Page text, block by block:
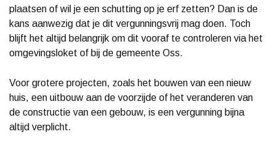
plaatsen of wil je een schutting op je erf zetten? Dan is de
kans aanwezig dat je dit vergunningsvrij mag doen. Toch
blijft het altijd belangrijk om dit vooraf te controleren via het
omgevingsloket of bij de gemeente Oss.
Voor grotere projecten, zoals het bouwen van een nieuw
huis, een uitbouw aan de voorzijde of het veranderen van
de constructie van een gebouw, is een vergunning bijna
altijd verplicht.